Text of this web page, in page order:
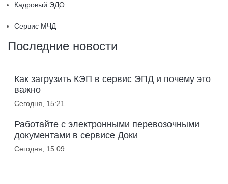
Кадровый ЭДО
Сервис МЧД
Последние новости
Как загрузить КЭП в сервис ЭПД и почему это
важно
Сегодня, 15:21
Работайте с электронными перевозочными
документами в сервисе Доки
Сегодня, 15:09